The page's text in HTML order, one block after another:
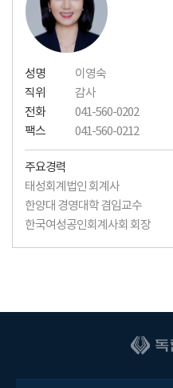
성명
이영숙
직위
감사
전화
041-560-0202
팩스
041-560-0212
주요경력
태성회계법인 회계사
한양대 경영대학 겸임교수
한국여성공인회계사회 회장